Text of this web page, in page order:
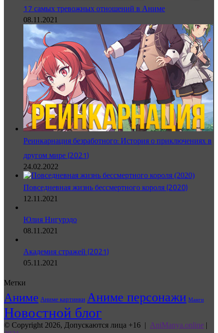
17 самых тревожных отношений в Аниме
08.11.2021
Реинкарнация безработного: История о приключениях в
другом мире (2021)
24.02.2022
Повседневная жизнь бессмертного короля (2020)
12.11.2021
Юлия Нигурэдо
08.11.2021
Академия стражей (2021)
05.11.2021
Метки
Аниме Аниме картинки Аниме персонажи Манги
Новостной блог
© Copyright 2026, Допускаются лица +16 | AniManya.online |